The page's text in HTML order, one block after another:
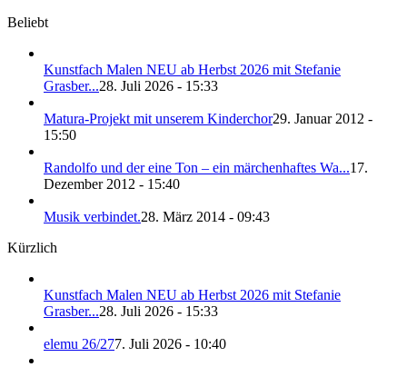
Beliebt
Kunstfach Malen NEU ab Herbst 2026 mit Stefanie
Grasber...28. Juli 2026 - 15:33
Matura-Projekt mit unserem Kinderchor29. Januar 2012 -
15:50
Randolfo und der eine Ton – ein märchenhaftes Wa...17.
Dezember 2012 - 15:40
Musik verbindet.28. März 2014 - 09:43
Kürzlich
Kunstfach Malen NEU ab Herbst 2026 mit Stefanie
Grasber...28. Juli 2026 - 15:33
elemu 26/277. Juli 2026 - 10:40